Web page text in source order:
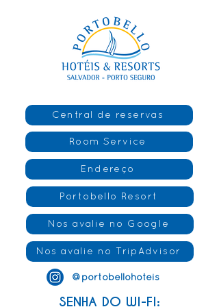
Central de reservas
Room Service
Endereço
Portobello Resort
Nos avalie no Google
Nos avalie no TripAdvisor
@portobellohoteis
SENHA DO WI-FI: